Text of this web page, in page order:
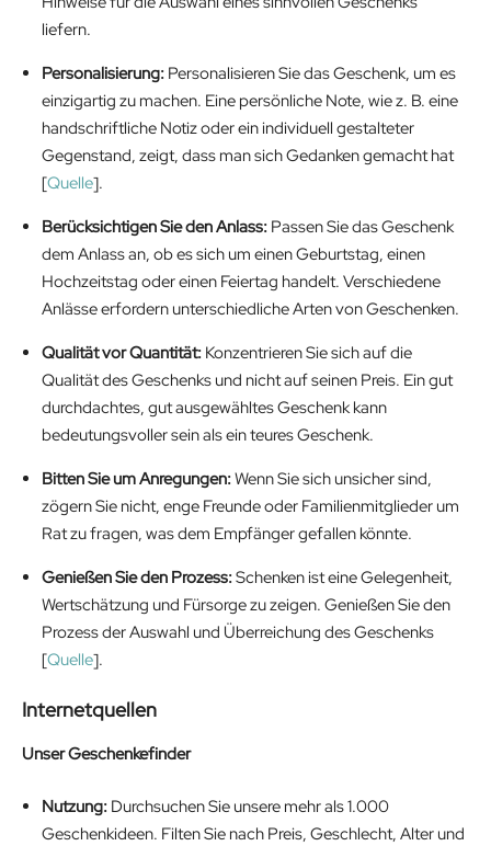
liefern.
Personalisierung: Personalisieren Sie das Geschenk, um es
einzigartig zu machen. Eine persönliche Note, wie z. B. eine
handschriftliche Notiz oder ein individuell gestalteter
Gegenstand, zeigt, dass man sich Gedanken gemacht hat
[Quelle].
Berücksichtigen Sie den Anlass: Passen Sie das Geschenk
dem Anlass an, ob es sich um einen Geburtstag, einen
Hochzeitstag oder einen Feiertag handelt. Verschiedene
Anlässe erfordern unterschiedliche Arten von Geschenken.
Qualität vor Quantität: Konzentrieren Sie sich auf die
Qualität des Geschenks und nicht auf seinen Preis. Ein gut
durchdachtes, gut ausgewähltes Geschenk kann
bedeutungsvoller sein als ein teures Geschenk.
Bitten Sie um Anregungen:Wenn Sie sich unsicher sind,
zögern Sie nicht, enge Freunde oder Familienmitglieder um
Rat zu fragen, was dem Empfänger gefallen könnte.
Genießen Sie den Prozess:Schenken ist eine Gelegenheit,
Wertschätzung und Fürsorge zu zeigen. Genießen Sie den
Prozess der Auswahl und Überreichung des Geschenks
[Quelle].
Internetquellen
Unser Geschenkefinder
Nutzung: Durchsuchen Sie unsere mehr als 1.000
Geschenkideen. Filten Sie nach Preis, Geschlecht, Alter und